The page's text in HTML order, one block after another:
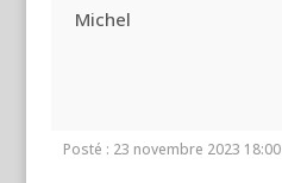
Michel
Posté : 23 novembre 2023 18:00